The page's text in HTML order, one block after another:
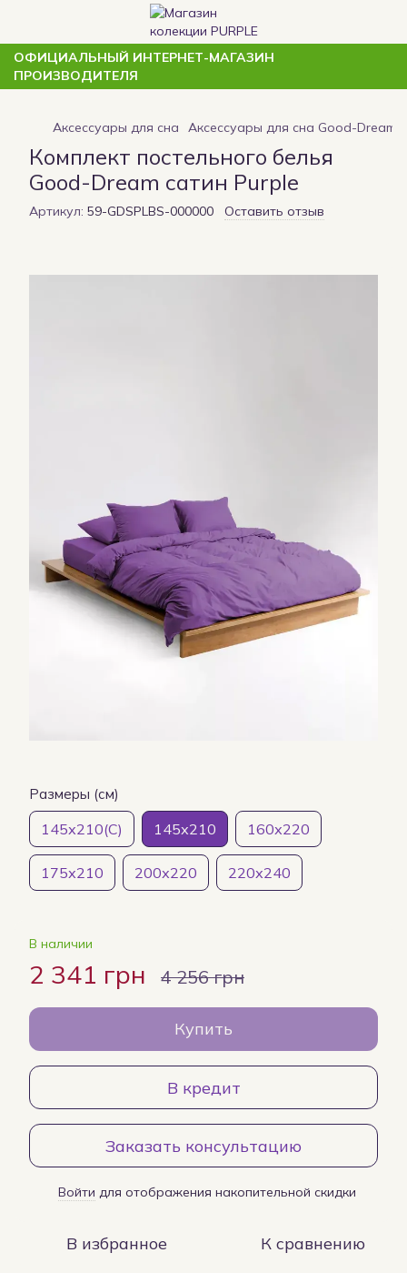
ОФИЦИАЛЬНЫЙ ИНТЕРНЕТ-МАГАЗИН
ПРОИЗВОДИТЕЛЯ
Аксессуары для сна Аксессуары для сна Good-Dream
Комплект постельного белья
Good-Dream сатин Purple
Артикул: 59-GDSPLBS-000000 Оставить отзыв
Размеры (см)
145х210(С) 145х210 160х220
175х210 200х220 220х240
В наличии
2 341 грн 4 256 грн
Купить
В кредит
Заказать консультацию
Войти для отображения накопительной скидки
В избранное К сравнению